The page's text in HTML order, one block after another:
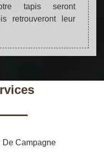
tapis seront
retrouveront leur
De Campagne